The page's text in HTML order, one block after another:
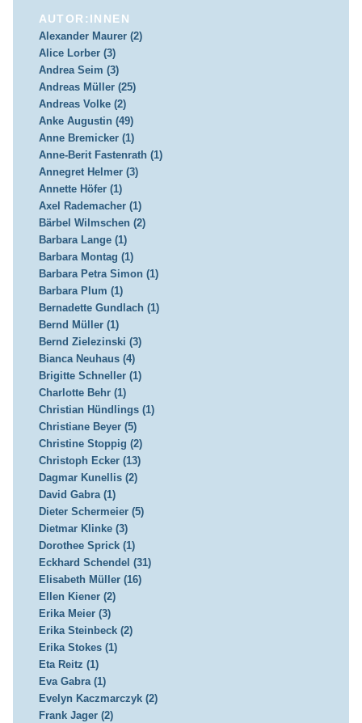
AUTOR:INNEN
Alexander Maurer (2)
Alice Lorber (3)
Andrea Seim (3)
Andreas Müller (25)
Andreas Volke (2)
Anke Augustin (49)
Anne Bremicker (1)
Anne-Berit Fastenrath (1)
Annegret Helmer (3)
Annette Höfer (1)
Axel Rademacher (1)
Bärbel Wilmschen (2)
Barbara Lange (1)
Barbara Montag (1)
Barbara Petra Simon (1)
Barbara Plum (1)
Bernadette Gundlach (1)
Bernd Müller (1)
Bernd Zielezinski (3)
Bianca Neuhaus (4)
Brigitte Schneller (1)
Charlotte Behr (1)
Christian Hündlings (1)
Christiane Beyer (5)
Christine Stoppig (2)
Christoph Ecker (13)
Dagmar Kunellis (2)
David Gabra (1)
Dieter Schermeier (5)
Dietmar Klinke (3)
Dorothee Sprick (1)
Eckhard Schendel (31)
Elisabeth Müller (16)
Ellen Kiener (2)
Erika Meier (3)
Erika Steinbeck (2)
Erika Stokes (1)
Eta Reitz (1)
Eva Gabra (1)
Evelyn Kaczmarczyk (2)
Frank Jager (2)